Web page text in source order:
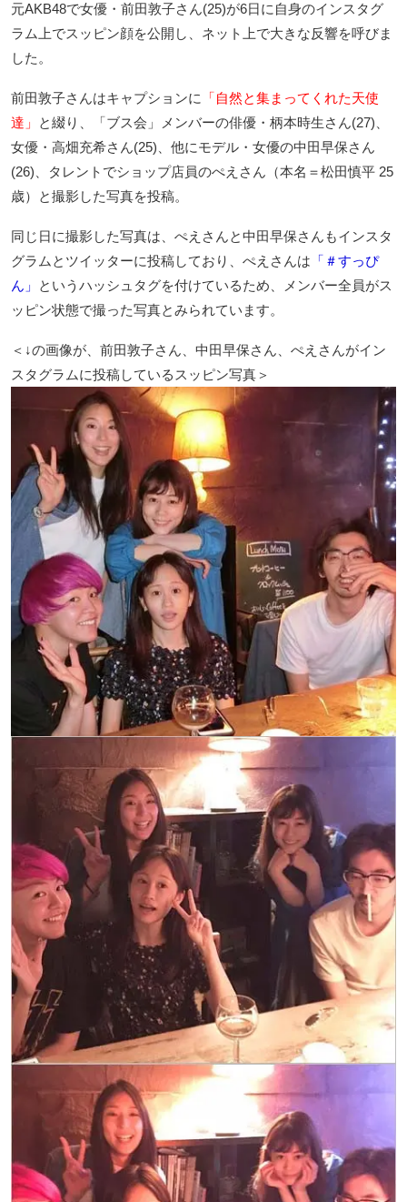
元AKB48で女優・前田敦子さん(25)が6日に自身のインスタグ
ラム上でスッピン顔を公開し、ネット上で大きな反響を呼びま
した。
前田敦子さんはキャプションに
「自然と集まってくれた天使
達」
と綴り、「ブス会」メンバーの俳優・柄本時生さん(27)、
女優・高畑充希さん(25)、他にモデル・女優の中田早保さん
(26)、タレントでショップ店員のぺえさん（本名＝松田慎平 25
歳）と撮影した写真を投稿。
同じ日に撮影した写真は、ぺえさんと中田早保さんもインスタ
グラムとツイッターに投稿しており、ぺえさんは 「＃すっぴ
ん」
というハッシュタグを付けているため、メンバー全員がス
ッピン状態で撮った写真とみられています。
＜↓の画像が、前田敦子さん、中田早保さん、ぺえさんがイン
スタグラムに投稿しているスッピン写真＞